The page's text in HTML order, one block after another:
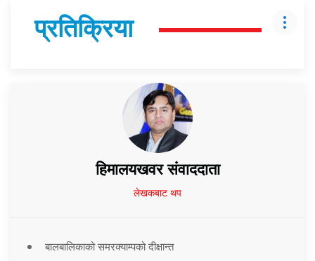
प्रतिक्रिया
हिमालयखवर संवाददाता
लेखकबाट थप
बालबालिकाको समरक्याम्पको दीक्षान्त